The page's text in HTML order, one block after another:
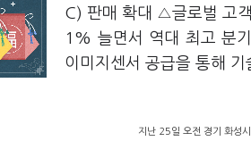
C) 판매 확대 △글로벌 고
1% 늘면서 역대 최고 분
이미지센서 공급을 통해 기
지난 25일 오전 경기 화성